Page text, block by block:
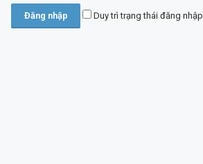
Duy trì trạng thái đăng nhập